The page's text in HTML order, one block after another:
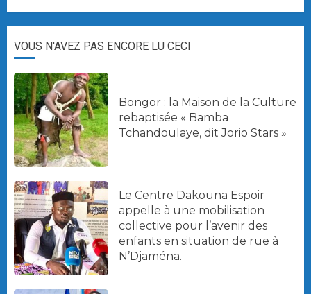
VOUS N'AVEZ PAS ENCORE LU CECI
Bongor : la Maison de la Culture
rebaptisée « Bamba
Tchandoulaye, dit Jorio Stars »
Le Centre Dakouna Espoir
appelle à une mobilisation
collective pour l’avenir des
enfants en situation de rue à
N’Djaména.